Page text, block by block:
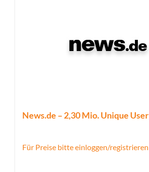
News.de – 2,30 Mio. Unique User
Für Preise bitte einloggen/registrieren